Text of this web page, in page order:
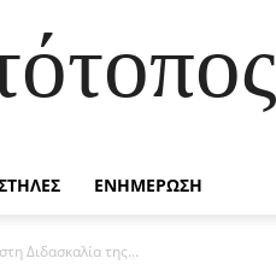
ΕΝΗΜΕΡΩΣΗ
Διδασκαλία της...